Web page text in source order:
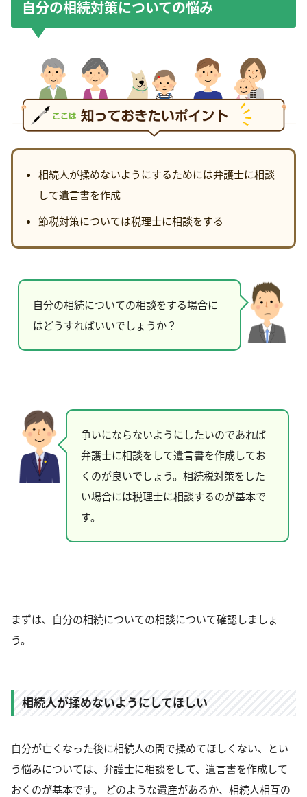
自分の相続対策についての悩み
相続人が揉めないようにするためには弁護士に相談
して遺言書を作成
節税対策については税理士に相談をする
自分の相続についての相談をする場合に
はどうすればいいでしょうか？
争いにならないようにしたいのであれば
弁護士に相談をして遺言書を作成してお
くのが良いでしょう。相続税対策をした
い場合には税理士に相談するのが基本で
す。
まずは、自分の相続についての相談について確認しましょ
う。
相続人が揉めないようにしてほしい
自分が亡くなった後に相続人の間で揉めてほしくない、とい
う悩みについては、弁護士に相談をして、遺言書を作成して
おくのが基本です。 どのような遺産があるか、相続人相互の